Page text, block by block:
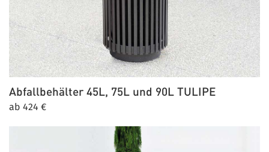
Abfallbehälter 45L, 75L und 90L TULIPE
ab 424 €